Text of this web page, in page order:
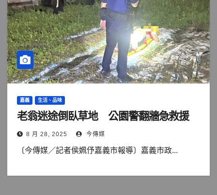
嘉義 生活、品味
老翁迷途倒臥草地 公園警翻牆急救援
8 月 28, 2025 今傳媒
〔今傳媒／記者侯姵伃嘉義市報導〕嘉義市政...